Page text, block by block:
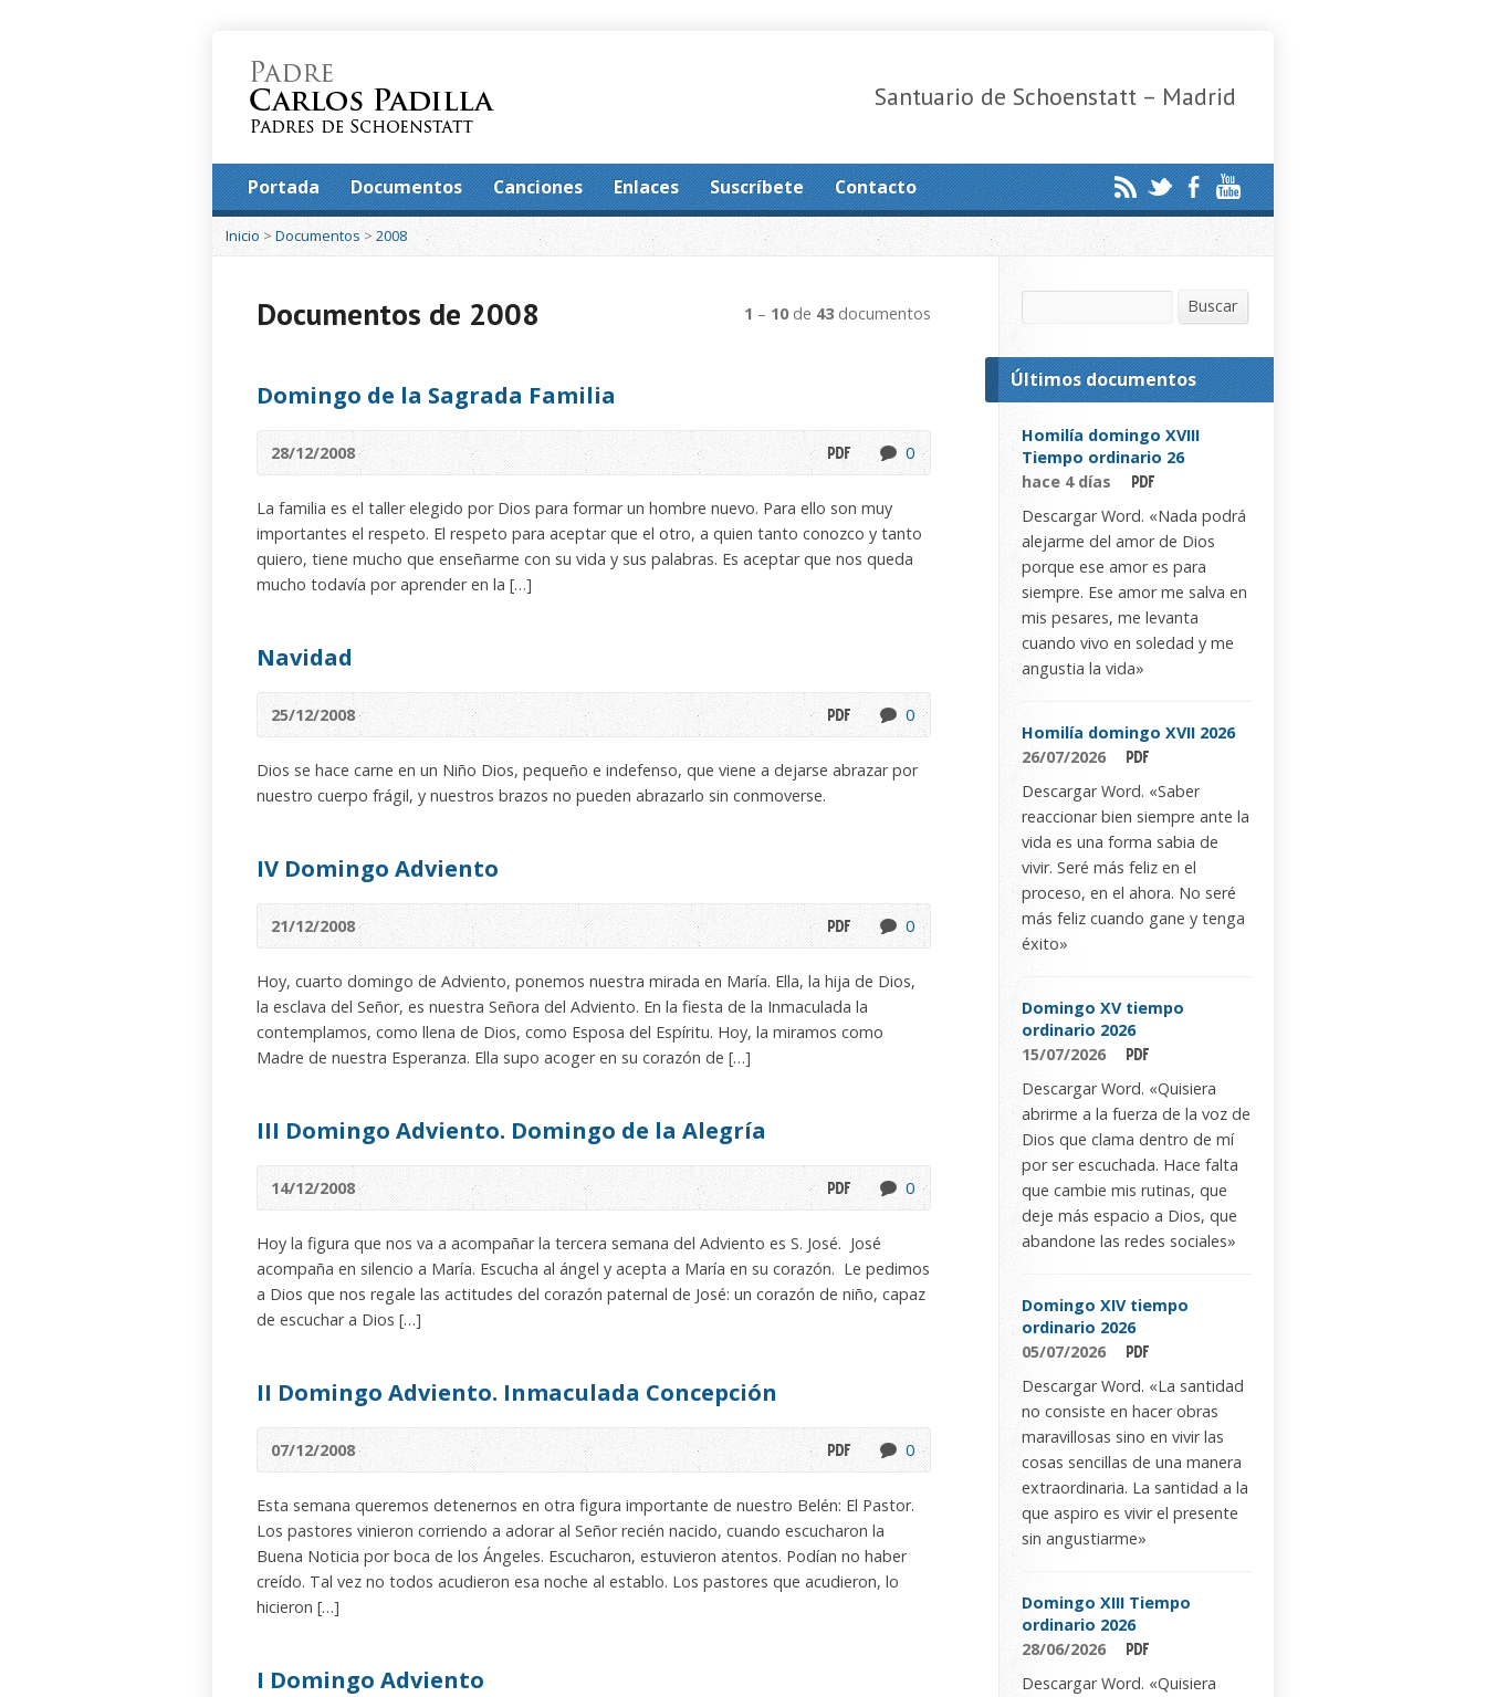
Santuario de Schoenstatt – Madrid
Portada Documentos Canciones Enlaces Suscríbete Contacto
Inicio >Documentos> 2008
Documentos de 2008 1 – 10 de 43 documentos
Domingo de la Sagrada Familia
28/12/2008 0
La familia es el taller elegido por Dios para formar un hombre nuevo. Para ello son muy
importantes el respeto. El respeto para aceptar que el otro, a quien tanto conozco y tanto
quiero, tiene mucho que enseñarme con su vida y sus palabras. Es aceptar que nos queda
mucho todavía por aprender en la […]
Navidad
25/12/2008 0
Dios se hace carne en un Niño Dios, pequeño e indefenso, que viene a dejarse abrazar por
nuestro cuerpo frágil, y nuestros brazos no pueden abrazarlo sin conmoverse.
IV Domingo Adviento
21/12/2008 0
Hoy, cuarto domingo de Adviento, ponemos nuestra mirada en María. Ella, la hija de Dios,
la esclava del Señor, es nuestra Señora del Adviento. En la fiesta de la Inmaculada la
contemplamos, como llena de Dios, como Esposa del Espíritu. Hoy, la miramos como
Madre de nuestra Esperanza. Ella supo acoger en su corazón de […]
III Domingo Adviento. Domingo de la Alegría
14/12/2008 0
Hoy la figura que nos va a acompañar la tercera semana del Adviento es S. José. José
acompaña en silencio a María. Escucha al ángel y acepta a María en su corazón. Le pedimos
a Dios que nos regale las actitudes del corazón paternal de José: un corazón de niño, capaz
de escuchar a Dios […]
II Domingo Adviento. Inmaculada Concepción
07/12/2008 0
Esta semana queremos detenernos en otra figura importante de nuestro Belén: El Pastor.
Los pastores vinieron corriendo a adorar al Señor recién nacido, cuando escucharon la
Buena Noticia por boca de los Ángeles. Escucharon, estuvieron atentos. Podían no haber
creído. Tal vez no todos acudieron esa noche al establo. Los pastores que acudieron, lo
hicieron […]
I Domingo Adviento
Buscar
Últimos documentos
Homilía domingo XVIII
Tiempo ordinario 26
hace 4 días
Descargar Word. «Nada podrá
alejarme del amor de Dios
porque ese amor es para
siempre. Ese amor me salva en
mis pesares, me levanta
cuando vivo en soledad y me
angustia la vida»
Homilía domingo XVII 2026
26/07/2026
Descargar Word. «Saber
reaccionar bien siempre ante la
vida es una forma sabia de
vivir. Seré más feliz en el
proceso, en el ahora. No seré
más feliz cuando gane y tenga
éxito»
Domingo XV tiempo
ordinario 2026
15/07/2026
Descargar Word. «Quisiera
abrirme a la fuerza de la voz de
Dios que clama dentro de mí
por ser escuchada. Hace falta
que cambie mis rutinas, que
deje más espacio a Dios, que
abandone las redes sociales»
Domingo XIV tiempo
ordinario 2026
05/07/2026
Descargar Word. «La santidad
no consiste en hacer obras
maravillosas sino en vivir las
cosas sencillas de una manera
extraordinaria. La santidad a la
que aspiro es vivir el presente
sin angustiarme»
Domingo XIII Tiempo
ordinario 2026
28/06/2026
Descargar Word. «Quisiera